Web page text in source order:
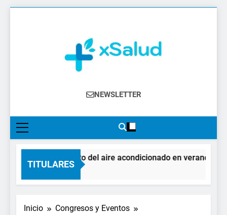
XSalud
Noticias Del Sector Salud. Congresos Y
Farmacéutica, Atención Primaria,
Especialistas, Farmacia, Etc…
NEWSLETTER
TITULARES
El impacto del aire acondicionado en verano:
4 Días Atrás
Inicio
Congresos y Eventos